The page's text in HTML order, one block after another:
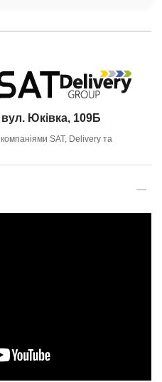
Юківка, 109Б
SAT, Delivery та